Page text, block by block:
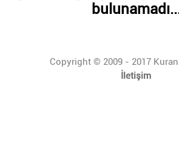
Copyright © 2009 - 2017
İletişim